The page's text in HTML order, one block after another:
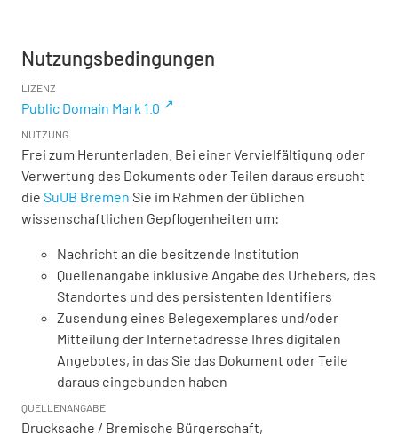
Nutzungsbedingungen
LIZENZ
Public Domain Mark 1.0
NUTZUNG
Frei zum Herunterladen. Bei einer Vervielfältigung oder
Verwertung des Dokuments oder Teilen daraus ersucht
die SuUB Bremen Sie im Rahmen der üblichen
wissenschaftlichen Gepflogenheiten um:
Nachricht an die besitzende Institution
Quellenangabe inklusive Angabe des Urhebers, des
Standortes und des persistenten Identifiers
Zusendung eines Belegexemplares und/oder
Mitteilung der Internetadresse Ihres digitalen
Angebotes, in das Sie das Dokument oder Teile
daraus eingebunden haben
QUELLENANGABE
Drucksache / Bremische Bürgerschaft,